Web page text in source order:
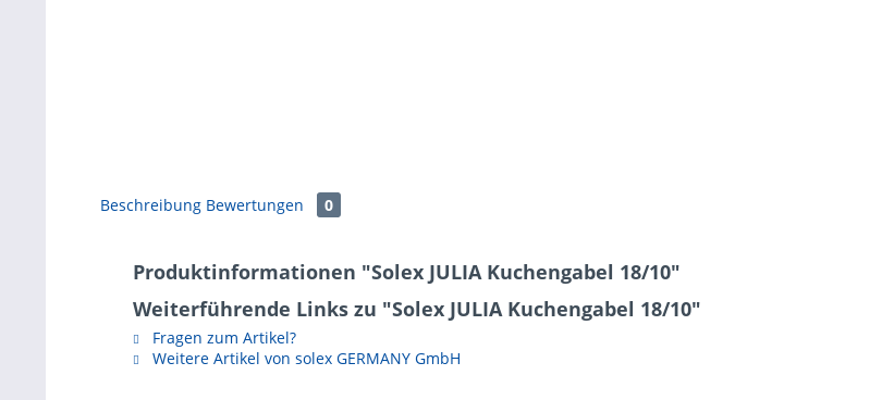
Beschreibung Bewertungen 0
Produktinformationen "Solex JULIA Kuchengabel 18/10"
Weiterführende Links zu "Solex JULIA Kuchengabel 18/10"
Fragen zum Artikel?
Weitere Artikel von solex GERMANY GmbH